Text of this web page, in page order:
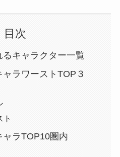
目次
るキャラクター一覧
ラワーストTOP３
ト
ャラTOP10圏内